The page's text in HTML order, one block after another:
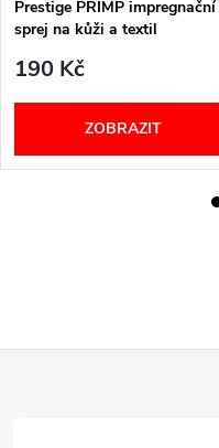
Prestige PRIMP impregnační
sprej na kůži a textil
190 Kč
ZOBRAZIT